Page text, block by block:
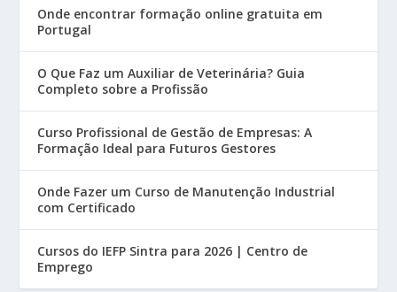
Onde encontrar formação online gratuita em
Portugal
O Que Faz um Auxiliar de Veterinária? Guia
Completo sobre a Profissão
Curso Profissional de Gestão de Empresas: A
Formação Ideal para Futuros Gestores
Onde Fazer um Curso de Manutenção Industrial
com Certificado
Cursos do IEFP Sintra para 2026 | Centro de
Emprego